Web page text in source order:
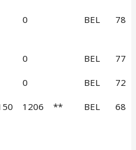
0 BEL 78
0 BEL 77
0 BEL 72
1206 ** BEL 68